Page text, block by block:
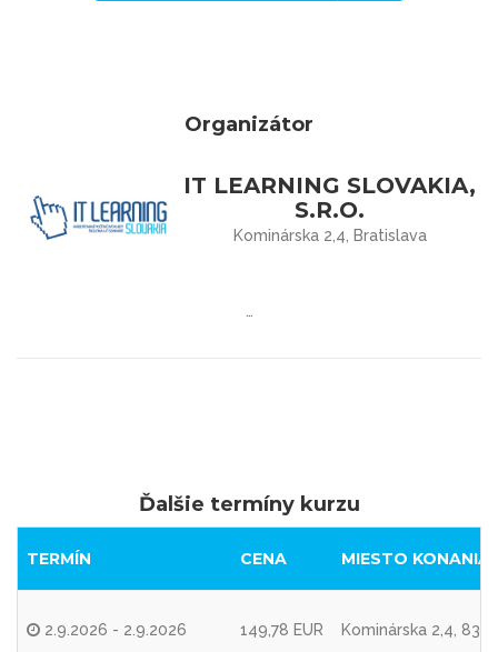
Organizátor
IT LEARNING SLOVAKIA,
S.R.O.
Kominárska 2,4, Bratislava
Ďalšie termíny kurzu
TERMÍN CENA MIESTO KONANIA
2.9.2026 - 2.9.2026 149,78 EUR Kominárska 2,4,